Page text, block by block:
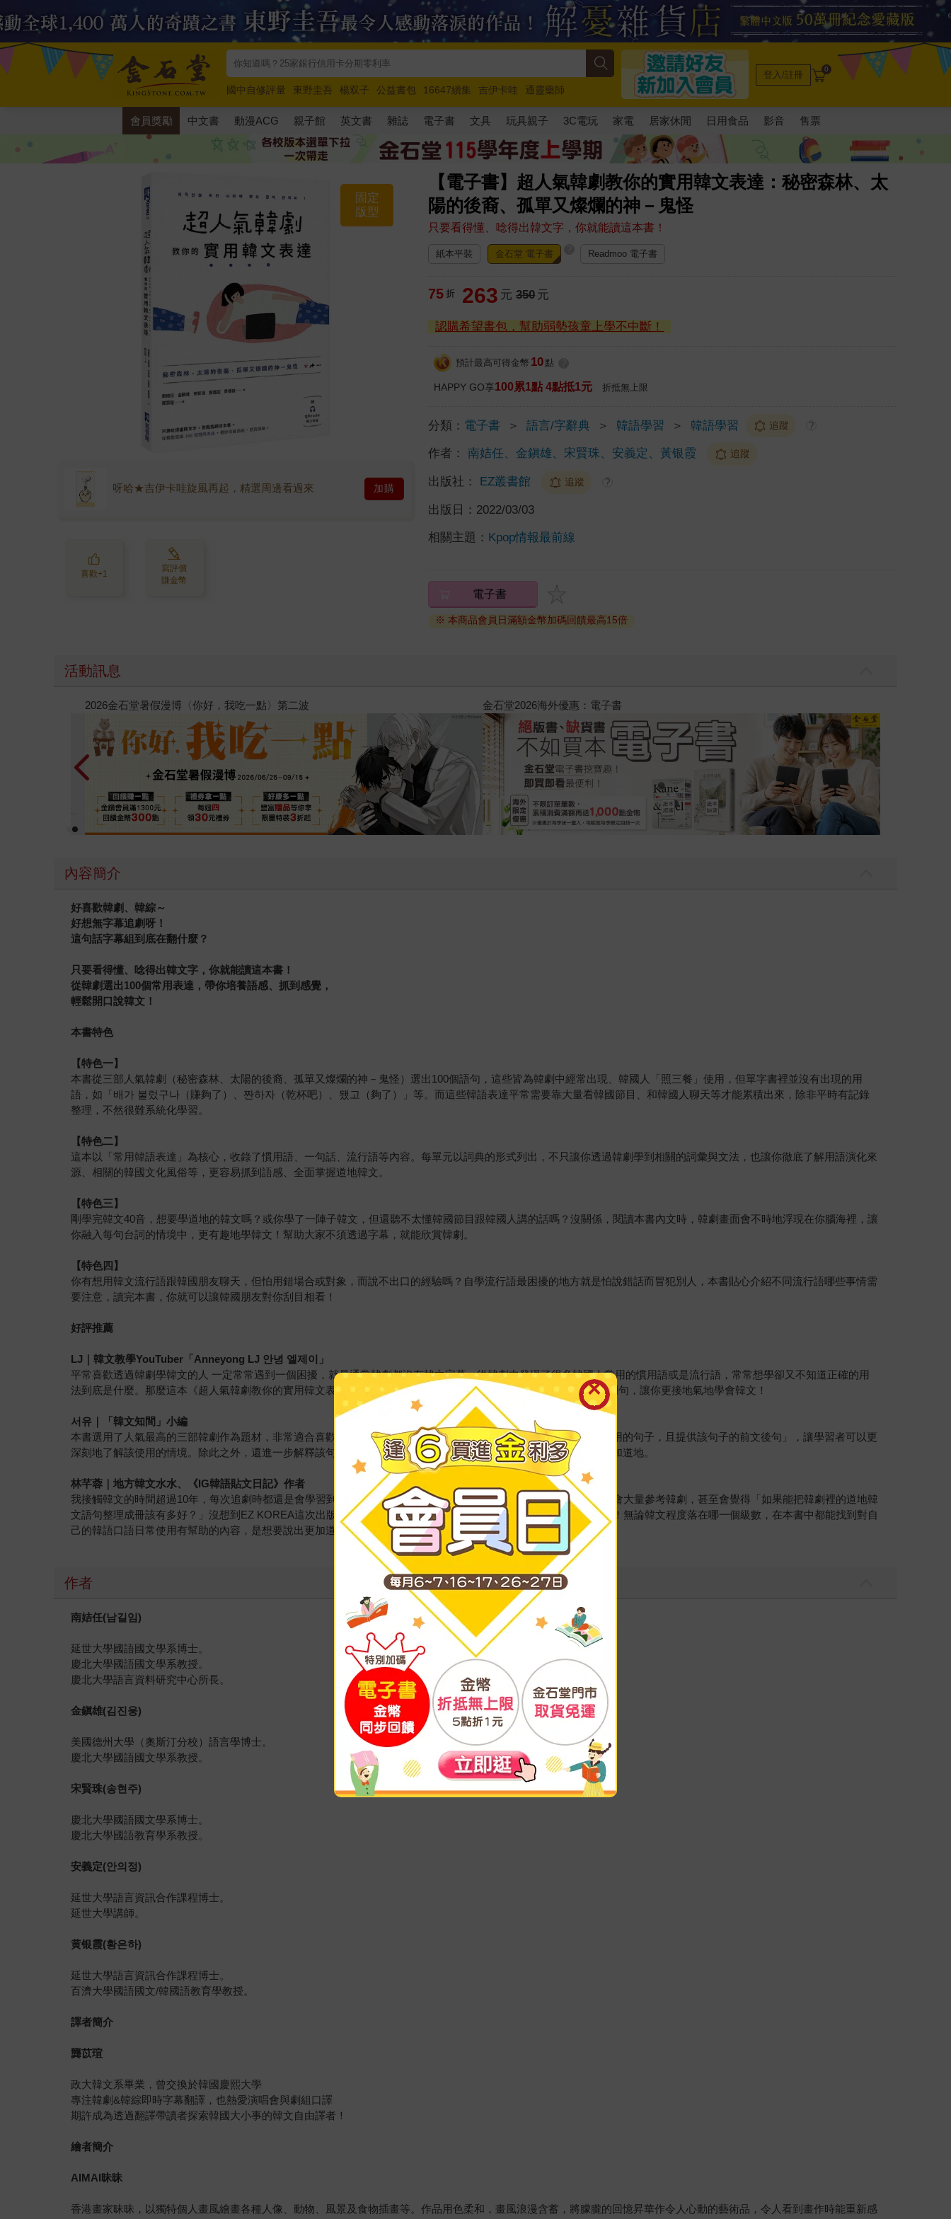
國中自修評量 東野圭吾 楊双子 公益書包 16647續集 吉伊卡哇
通靈藥師
唯紅花綻放
奧德賽 路邊攤新作 馬斯克 玩具總動員5 超慢跑
登入/註冊 0
會員獎勵 中文書 動漫ACG 親子館 英文書 雜誌 電子書 文具 玩具親子 3C電玩 家電 居家休閒 日用食品 影音 售票
【電子書】超人氣韓劇教你的實用韓文表達：秘密森林、太
陽的後裔、孤單又燦爛的神－鬼怪
只要看得懂、唸得出韓文字，你就能讀這本書！
固定
版型
呀哈★吉伊卡哇旋風再起，精選周邊看過來 加購
喜歡+1
寫評價
賺金幣
紙本平裝 金石堂 電子書 Readmoo 電子書
75 折 263 元 350 元
認購希望書包，幫助弱勢孩童上學不中斷！
預計最高可得金幣 10 點
HAPPY GO享100累1點 4點抵1元 折抵無上限
分類： 電子書 ＞ 語言/字辭典 ＞ 韓語學習 ＞ 韓語學習 追蹤 ?
作者： 南姞任、金鎭雄、宋賢珠、安義定、黃银霞 追蹤
出版社： EZ叢書館 追蹤 ?
出版日： 2022/03/03
相關主題： Kpop情報最前線
電子書
※ 本商品會員日滿額金幣加碼回饋最高15倍
活動訊息
春光ｘ奇幻基地｜全書系展 2026金石堂暑假漫博〈你好，我吃一點〉第二波
內容簡介
好喜歡韓劇、韓綜～
好想無字幕追劇呀！
這句話字幕組到底在翻什麼？
只要看得懂、唸得出韓文字，你就能讀這本書！
從韓劇選出100個常用表達，帶你培養語感、抓到感覺，
輕鬆開口說韓文！
本書特色
【特色一】
本書從三部人氣韓劇（秘密森林、太陽的後裔、孤單又燦爛的神－鬼怪）選出100個語句，這些皆為韓劇中經常出現、韓國人「照三餐」使用，但單字書裡並沒有出現的用
語，如「배가 불렀구나（賺夠了）、짠하자（乾杯吧）、됐고（夠了）」等。而這些韓語表達平常需要靠大量看韓國節目、和韓國人聊天等才能累積出來，除非平時有記錄
整理，不然很難系統化學習。
【特色二】
這本以「常用韓語表達」為核心，收錄了慣用語、一句話、流行語等內容。每單元以詞典的形式列出，不只讓你透過韓劇學到相關的詞彙與文法，也讓你徹底了解用語演化來
源、相關的韓國文化風俗等，更容易抓到語感、全面掌握道地韓文。
【特色三】
剛學完韓文40音，想要學道地的韓文嗎？或你學了一陣子韓文，但還聽不太懂韓國節目跟韓國人講的話嗎？沒關係，閱讀本書內文時，韓劇畫面會不時地浮現在你腦海裡，讓
你融入每句台詞的情境中，更有趣地學韓文！幫助大家不須透過字幕，就能欣賞韓劇。
【特色四】
你有想用韓文流行語跟韓國朋友聊天，但怕用錯場合或對象，而說不出口的經驗嗎？自學流行語最困擾的地方就是怕說錯話而冒犯別人，本書貼心介紹不同流行語哪些事情需
要注意，讀完本書，你就可以讓韓國朋友對你刮目相看！
好評推薦
LJ ｜韓文教學YouTuber「Anneyong LJ 안녕 엘제이
」
平常喜歡透過韓劇學韓文的人 一定常常遇到一個困擾，就是通常韓劇都沒有韓文字幕，從韓劇中發現了很多韓國人常用的慣用語或是流行語，常常想學卻又不知道正確的用
法到底是什麼。那麼這本《超人氣韓劇教你的實用韓文表達》就幫你解決這個問題啦！精選三部人氣韓劇內的100個例句，讓你更接地氣地學會韓文！
서유 ｜「韓文知間」小編
本書選用了人氣最高的三部韓劇作為題材，非常適合喜歡韓劇的韓語學習者們。本書最大的特色在「精選出韓劇中實用的句子，且提供該句子的前文後句」，讓學習者可以更
深刻地了解該使用的情境。除此之外，還進一步解釋該句的文法或使用細節，相信讀完本書後一定可以讓韓語用得更加道地。
林芊蓉｜地方韓文水水、《IG韓語貼文日記》作者
我接觸韓文的時間超過10年，每次追劇時都還是會學習到很多新的韓文用法，因此在創作自己平台的內容時，也總是會大量參考韓劇，甚至會覺得「如果能把韓劇裡的道地韓
文語句整理成冊該有多好？」沒想到EZ KOREA這次出版的《超人氣韓劇教你的實用韓文表達》真的實現了我的願望！無論韓文程度落在哪一個級數，在本書中都能找到對自
己的韓語口語日常使用有幫助的內容，是想要說出更加道地的韓文學習者不可錯過的精彩韓語學習讀物！
作者
南姞任(남길임)
延世大學國語國文學系博士。
慶北大學國語國文學系教授。
慶北大學語言資料研究中心所長。
金鎭雄(김진웅)
美國德州大學（奧斯汀分校）語言學博士。
慶北大學國語國文學系教授。
宋賢珠(송현주)
慶北大學國語國文學系博士。
慶北大學國語教育學系教授。
安義定(안의정)
延世大學語言資訊合作課程博士。
延世大學講師。
黄银霞(황은하)
延世大學語言資訊合作課程博士。
百濟大學國語國文/韓國語教育學教授。
譯者簡介
龔苡瑄
政大韓文系畢業，曾交換於韓國慶熙大學
專注韓劇&韓綜即時字幕翻譯，也熱愛演唱會與劇組口譯
期許成為透過翻譯帶讀者探索韓國大小事的韓文自由譯者！
繪者簡介
AIMAI昧昧
香港畫家昧昧，以獨特個人畫風繪畫各種人像、動物、風景及食物插畫等。作品用色柔和，畫風浪漫含蓄，將朦朧的回憶昇華作令人心動的藝術品，令人看到畫作時能重新感